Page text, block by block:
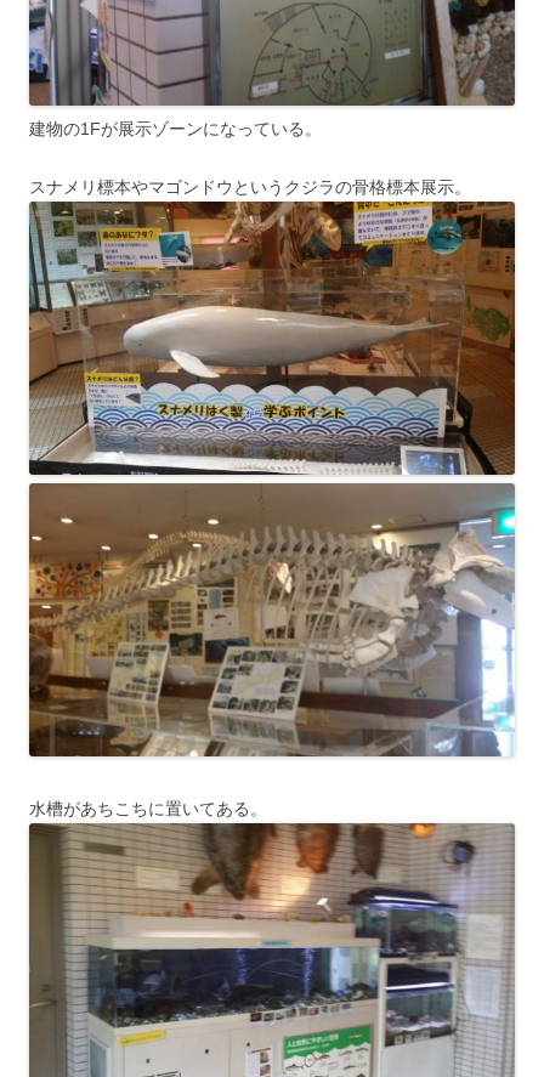
建物の1Fが展示ゾーンになっている。
スナメリ標本やマゴンドウというクジラの骨格標本展示。
水槽があちこちに置いてある。